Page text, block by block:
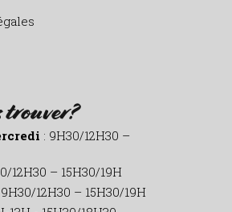
trouver?
: 9H30/12H30 –
12H30 – 15H30/19H
9H30/12H30 – 15H30/19H